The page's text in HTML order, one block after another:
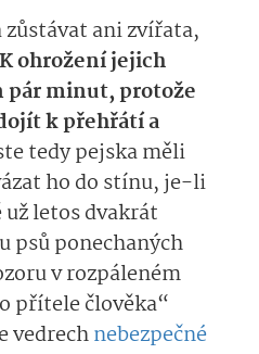
zůstávat ani zvířata,
K ohrožení jejich
pár minut, protože
k přehřátí a
tedy pejska měli
ho do stínu, je-li
už letos dvakrát
psů ponechaných
v rozpáleném
přítele člověka“
vedrechnebezpečné